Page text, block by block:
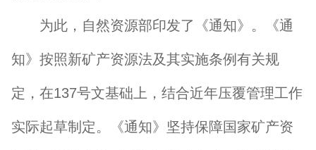
为此，自然资源部印发了《通知》。《通
知》按照新矿产资源法及其实施条例有关规
定，在137号文基础上，结合近年压覆管理工作
实际起草制定。《通知》坚持保障国家矿产资